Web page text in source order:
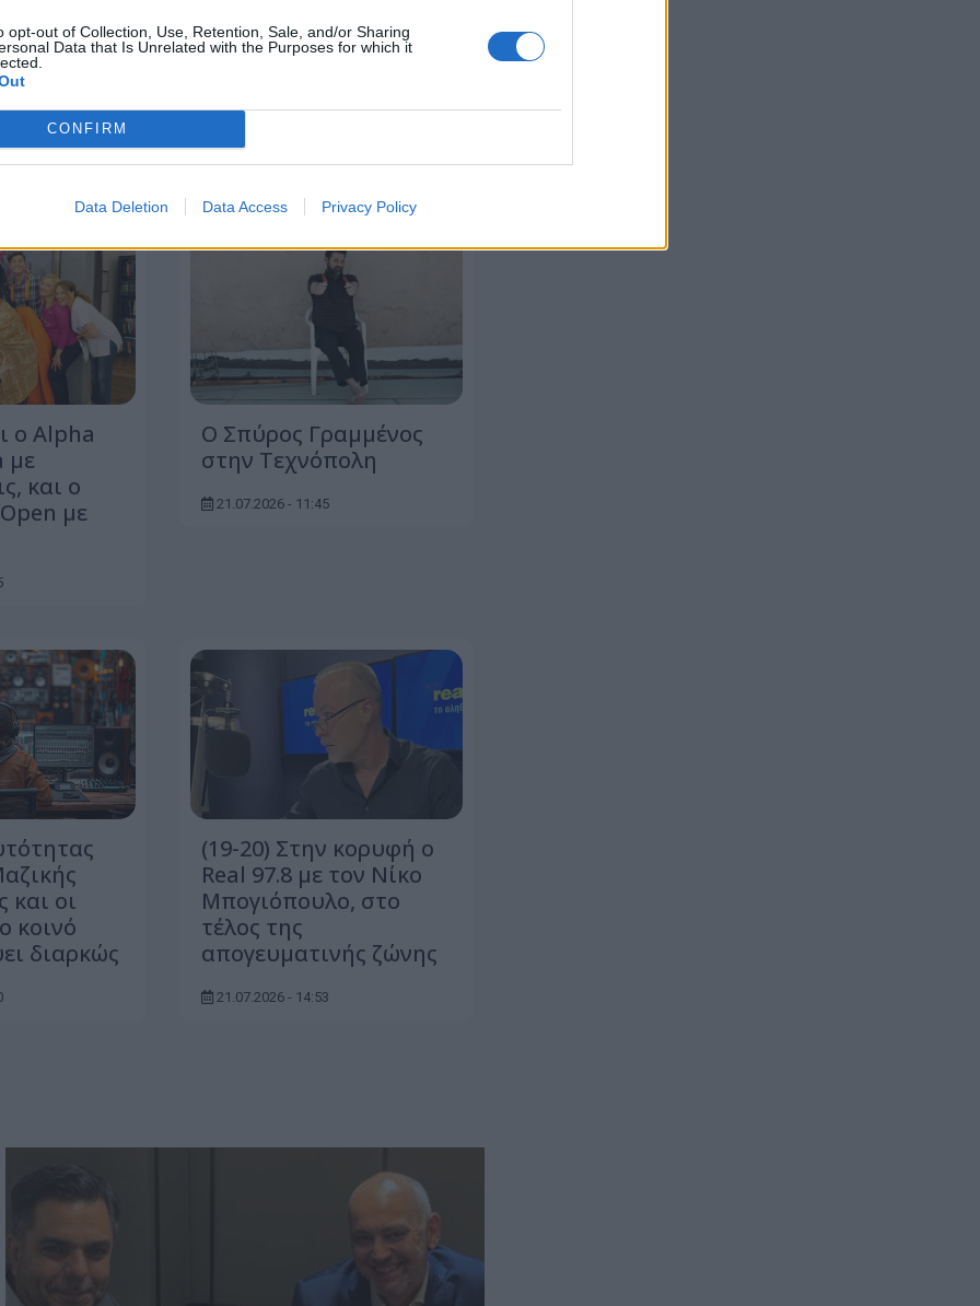
opt-out of Collection, Use, Retention, Sale, and/or Sharing
Data that Is Unrelated with the Purposes for which it
CONFIRM
Data Deletion Data Access Privacy Policy
Ετοιμαζόμαστε για τους Armand Hammer
στο Gazarte Ground Stage
ο Alpha
με
και ο
με
Ο Σπύρος Γραμμένος
στην Τεχνόπολη
21.07.2026 - 11:45
και οι
κοινό
διαρκώς
(19-20) Στην κορυφή ο
Real 97.8 με τον Νίκο
Μπογιόπουλο, στο
τέλος της
απογευματινής ζώνης
21.07.2026 - 14:53